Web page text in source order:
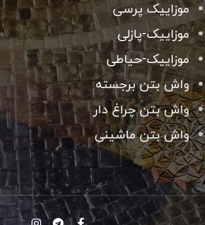
موزاییک پرسی
موزاییک-پازلی
موزاییک-حیاطی
واش بتن برجسته
واش بتن چراغ دار
واش بتن ماشینی